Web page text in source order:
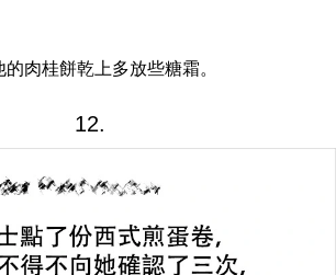
肉桂餅乾上多放些糖霜。
12.